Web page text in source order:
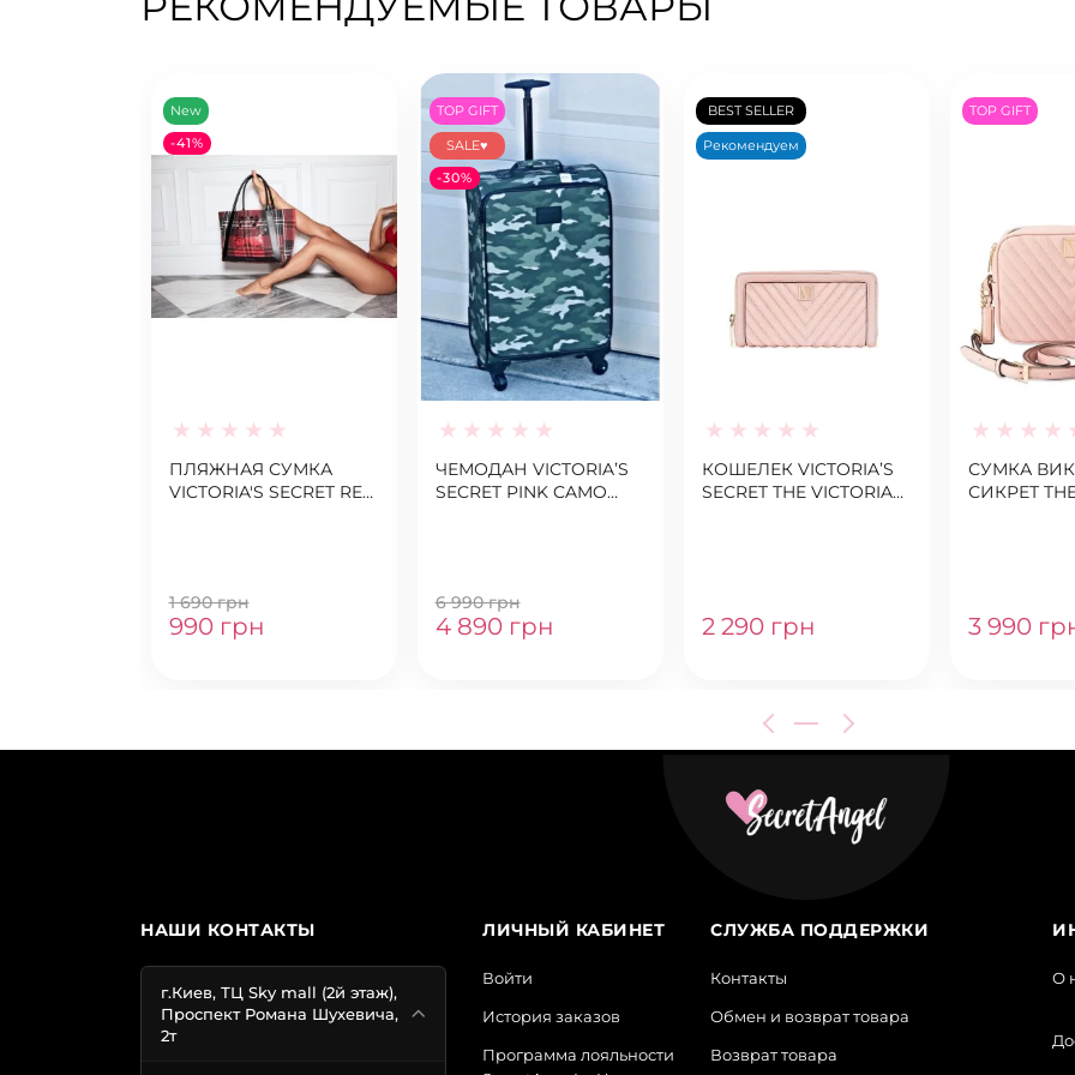
New
-41%
ПЛЯЖНАЯ СУМКА
VICTORIA'S SECRET RED
1 690 грн
990 грн
TOP GIFT
SALE♥
-30%
ЧЕМОДАН VICTORIA’S
SECRET PINK CAMO
6 990 грн
4 890 грн
BEST SELLER
Рекомендуем
КОШЕЛЕК VICTORIA’S
SECRET THE VICTORIA
2 290 грн
TOP GIFT
СУМКА
СИКРЕТ
3 990
НАШИ КОНТАКТЫ
г.Киев, ТЦ Sky mall (2й этаж),
Проспект Романа Шухевича,
2т
ЛИЧНЫЙ КАБИНЕТ
Войти
История заказов
Программа лояльности
СЛУЖБА ПОДДЕРЖКИ
Контакты
Обмен и возврат товара
Возврат товара
О